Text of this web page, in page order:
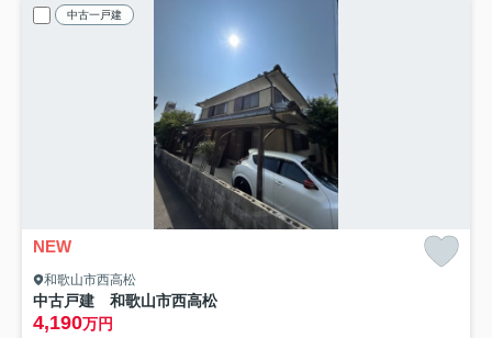
中古一戸建
NEW
和歌山市西高松
中古戸建 和歌山市西高松
4,190万円